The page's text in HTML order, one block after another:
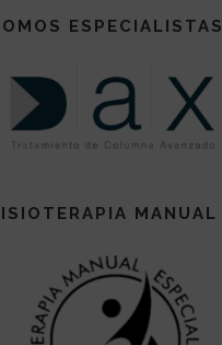
ESPECIALISTAS
MANUAL